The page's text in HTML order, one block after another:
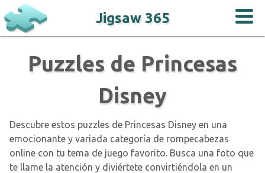
Jigsaw 365
Puzzles de Princesas
Disney
Descubre estos puzzles de Princesas Disney en una
emocionante y variada categoría de rompecabezas
online con tu tema de juego favorito. Busca una foto que
te llame la atención y diviértete convirtiéndola en un